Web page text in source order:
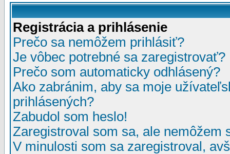
Registrácia a prihlásenie
Prečo sa nemôžem prihlásiť?
Je vôbec potrebné sa zaregistrovať?
Prečo som automaticky odhlásený?
Ako zabránim, aby sa moje
prihlásených?
Zabudol som heslo!
Zaregistroval som sa, ale nemôžem
V minulosti som sa zaregistroval,